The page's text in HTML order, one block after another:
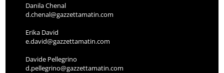
Danila Chenal
d.chenal@gazzettamatin.com
Erika David
e.david@gazzettamatin.com
Davide Pellegrino
d.pellegrino@gazzettamatin.com